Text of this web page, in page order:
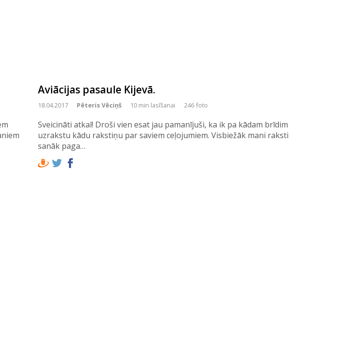
Aviācijas pasaule Kijevā.
18.04.2017 Pēteris Vēciņš 10 min lasīšanai 246 foto
Sveicināti atkal! Droši vien esat jau pamanījuši, ka ik pa kādam brīdim
uzrakstu kādu rakstiņu par saviem ceļojumiem. Visbiežāk mani raksti
sanāk paga…